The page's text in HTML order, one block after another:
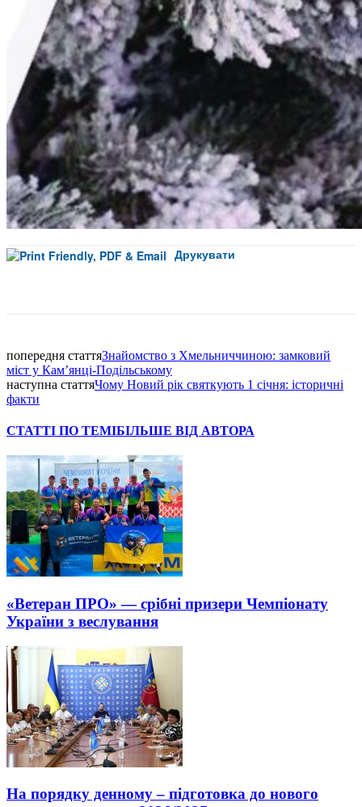
Друкувати
попередня статтяЗнайомство з Хмельниччиною: замковий
міст у Кам’янці-Подільському
наступна статтяЧому Новий рік святкують 1 січня: історичні
факти
СТАТТІ ПО ТЕМІБІЛЬШЕ ВІД АВТОРА
«Ветеран ПРО» — срібні призери Чемпіонату
України з веслування
На порядку денному – підготовка до нового